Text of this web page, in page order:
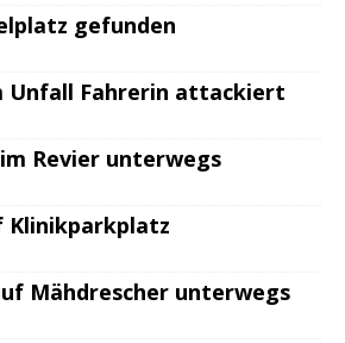
gefunden
Unfall Fahrerin attackiert
Revier unterwegs
Klinikparkplatz
Mähdrescher unterwegs